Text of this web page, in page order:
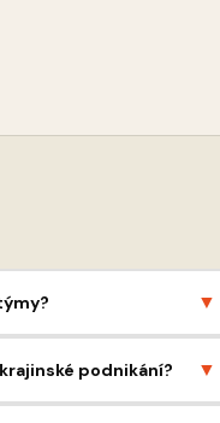
▼
s jejími základními
podnikání? ▼